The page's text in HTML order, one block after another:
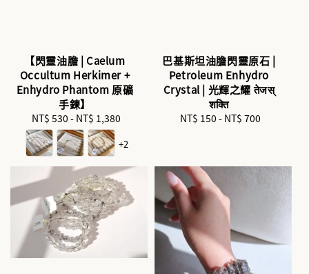
【閃靈油膽 | Caelum
Occultum Herkimer +
Enhydro Phantom 原礦
手鍊】
Regular
price
NT$ 530 - NT$ 1,380
+2
巴基斯坦油膽閃靈原石 |
Petroleum Enhydro
Crystal | 光輝之耀 तेजस्
शक्ति
Regular
NT$ 150 - NT$ 700